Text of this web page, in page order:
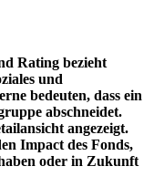
Rating bezieht
und
bedeuten, dass ein
abschneidet.
angezeigt.
Impact des Fonds,
oder in Zukunft